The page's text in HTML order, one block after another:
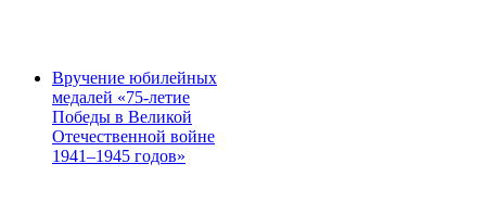
Вручение юбилейных
медалей «75-летие
Победы в Великой
Отечественной войне
1941–1945 годов»